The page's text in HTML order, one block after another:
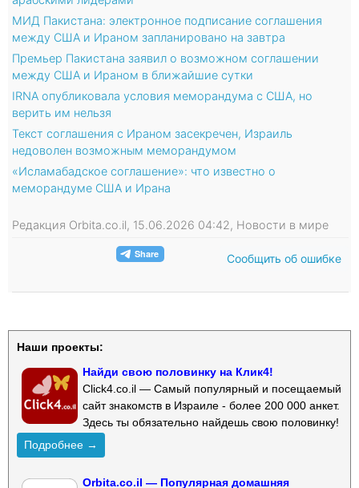
МИД Пакистана: электронное подписание соглашения
между США и Ираном запланировано на завтра
Премьер Пакистана заявил о возможном соглашении
между США и Ираном в ближайшие сутки
IRNA опубликовала условия меморандума с США, но
верить им нельзя
Текст соглашения с Ираном засекречен, Израиль
недоволен возможным меморандумом
«Исламабадское соглашение»: что известно о
меморандуме США и Ирана
Редакция Orbita.co.il, 15.06.2026 04:42, Новости в мире
Сообщить об ошибке
Наши проекты:
Найди свою половинку на Клик4!
Click4.co.il — Самый популярный и посещаемый
сайт знакомств в Израиле - более 200 000 анкет.
Здесь ты обязательно найдешь свою половинку!
Подробнее →
Orbita.co.il — Популярная домашняя